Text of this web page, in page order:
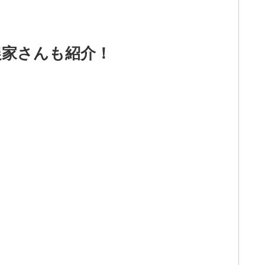
さんも紹介！